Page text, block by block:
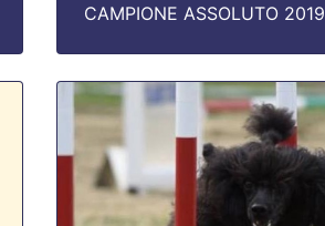
CAMPIONE ASSOLUTO 2019